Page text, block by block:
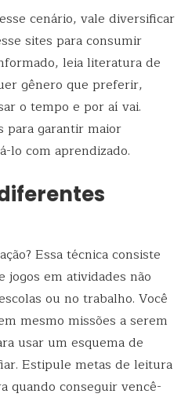
cenário, vale diversificar
sites para consumir
leia literatura de
gênero que preferir,
o tempo e por aí vai.
para garantir maior
lo com aprendizado.
Essa técnica consiste
em atividades não
ou no trabalho. Você
mesmo missões a serem
usar um esquema de
Estipule metas de leitura
quando conseguir vencê-